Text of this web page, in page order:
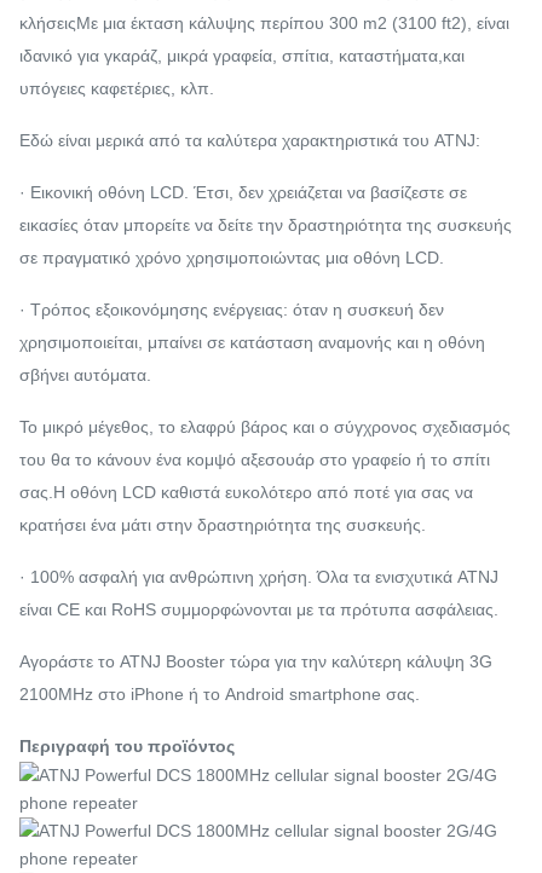
κλήσειςΜε μια έκταση κάλυψης περίπου 300 m2 (3100 ft2), είναι
ιδανικό για γκαράζ, μικρά γραφεία, σπίτια, καταστήματα,και
υπόγειες καφετέριες, κλπ.
Εδώ είναι μερικά από τα καλύτερα χαρακτηριστικά του ATNJ:
· Εικονική οθόνη LCD. Έτσι, δεν χρειάζεται να βασίζεστε σε
εικασίες όταν μπορείτε να δείτε την δραστηριότητα της συσκευής
σε πραγματικό χρόνο χρησιμοποιώντας μια οθόνη LCD.
· Τρόπος εξοικονόμησης ενέργειας: όταν η συσκευή δεν
χρησιμοποιείται, μπαίνει σε κατάσταση αναμονής και η οθόνη
σβήνει αυτόματα.
Το μικρό μέγεθος, το ελαφρύ βάρος και ο σύγχρονος σχεδιασμός
του θα το κάνουν ένα κομψό αξεσουάρ στο γραφείο ή το σπίτι
σας.Η οθόνη LCD καθιστά ευκολότερο από ποτέ για σας να
κρατήσει ένα μάτι στην δραστηριότητα της συσκευής.
· 100% ασφαλή για ανθρώπινη χρήση. Όλα τα ενισχυτικά ATNJ
είναι CE και RoHS συμμορφώνονται με τα πρότυπα ασφάλειας.
Αγοράστε το ATNJ Booster τώρα για την καλύτερη κάλυψη 3G
2100MHz στο iPhone ή το Android smartphone σας.
Περιγραφή του προϊόντος